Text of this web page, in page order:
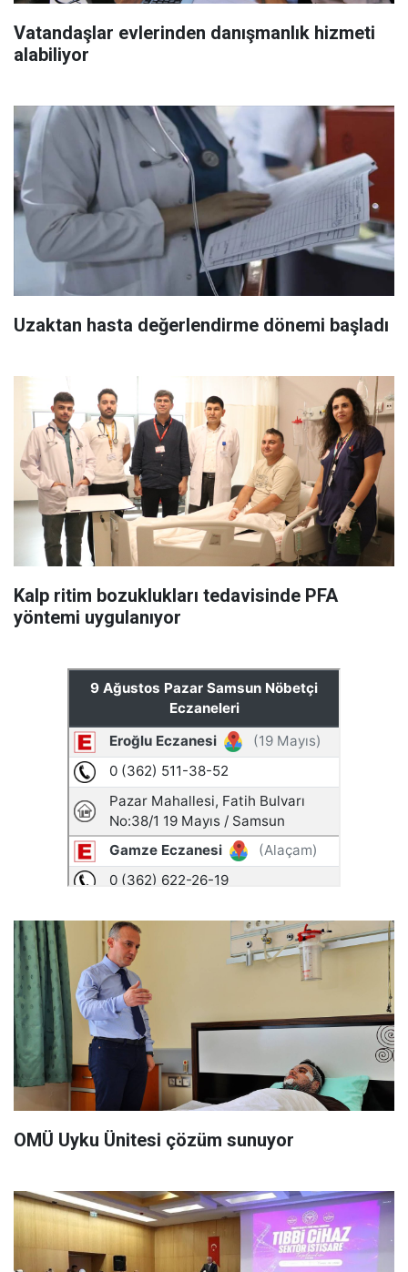
Vatandaşlar evlerinden danışmanlık hizmeti
alabiliyor
Uzaktan hasta değerlendirme dönemi başladı
Kalp ritim bozuklukları tedavisinde PFA
yöntemi uygulanıyor
OMÜ Uyku Ünitesi çözüm sunuyor